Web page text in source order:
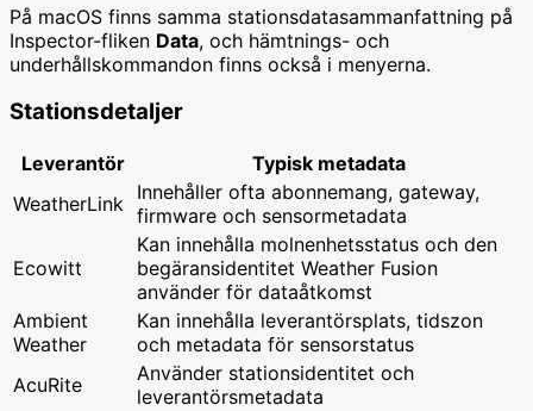
På macOS finns samma stationsdatasammanfattning på
Inspector-fliken Data, och hämtnings- och
underhållskommandon finns också i menyerna.
Stationsdetaljer
Leverantör
Typisk metadata
WeatherLink Innehåller ofta abonnemang, gateway,
firmware och sensormetadata
Ecowitt
Kan innehålla molnenhetsstatus och den
begäransidentitet Weather Fusion
använder för dataåtkomst
Ambient
Weather
Kan innehålla leverantörsplats, tidszon
och metadata för sensorstatus
AcuRite
Använder stationsidentitet och
leverantörsmetadata